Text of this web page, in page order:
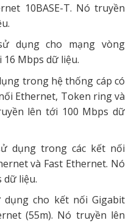
10BASE-T. Nó truyền
dụng cho mạng vòng
Mbps dữ liệu.
trong hệ thống cáp có
Ethernet, Token ring và
lên tới 100 Mbps dữ
dụng trong các kết nối
và Fast Ethernet. Nó
dữ liệu.
dụng cho kết nối Gigabit
(55m). Nó truyền lên